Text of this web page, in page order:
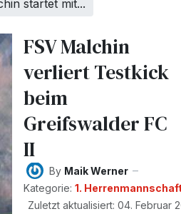
startet mit...
FSV Malchin
verliert Testkick
beim
Greifswalder FC
II
By Maik Werner
Kategorie: 1.
Zuletzt aktualisiert: 04. Februar